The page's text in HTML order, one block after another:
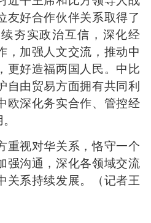
友好合作伙伴关系取得了
夯实政治互信，深化经
，加强人文交流，推动中
更好造福两国人民。中比
自由贸易方面拥有共同利
欧深化务实合作、管控经
视对华关系，恪守一个
强沟通，深化各领域交流
系持续发展。
（记者王